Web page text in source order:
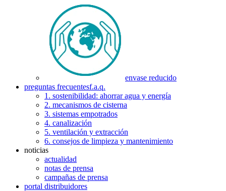
envase reducido
preguntas frecuentesf.a.q.
1. sostenibilidad: ahorrar agua y energía
2. mecanismos de cisterna
3. sistemas empotrados
4. canalización
5. ventilación y extracción
6. consejos de limpieza y mantenimiento
noticias
actualidad
notas de prensa
campañas de prensa
portal distribuidores